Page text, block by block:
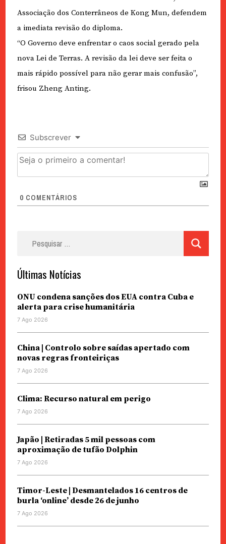
Associação dos Conterrâneos de Kong Mun, defendem
a imediata revisão do diploma.
“O Governo deve enfrentar o caos social gerado pela
nova Lei de Terras. A revisão da lei deve ser feita o
mais rápido possível para não gerar mais confusão”,
frisou Zheng Anting.
Subscrever
0 COMENTÁRIOS
Últimas Notícias
ONU condena sanções dos EUA contra Cuba e
alerta para crise humanitária
7 Ago 2026
China | Controlo sobre saídas apertado com
novas regras fronteiriças
7 Ago 2026
Clima: Recurso natural em perigo
7 Ago 2026
Japão | Retiradas 5 mil pessoas com
aproximação de tufão Dolphin
7 Ago 2026
Timor-Leste | Desmantelados 16 centros de
burla ‘online’ desde 26 de junho
7 Ago 2026